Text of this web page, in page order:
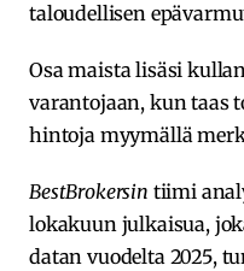
taloudellisen
Osa maista lisäsi
varantojaan, kun taas
hintoja myymällä
BestBrokersin tiimi
lokakuun julkaisua,
datan vuodelta 2025,